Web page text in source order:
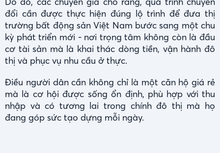
đổi cần được thực hiện đúng lộ trình để đưa thị
trường bất động sản Việt Nam bước sang một chu
kỳ phát triển mới - nơi trọng tâm không còn là đầu
cơ tài sản mà là khai thác dòng tiền, vận hành đô
thị và phục vụ nhu cầu ở thực.
Điều người dân cần không chỉ là một căn hộ giá rẻ
mà là cơ hội được sống ổn định, phù hợp với thu
nhập và có tương lai trong chính đô thị mà họ
đang góp sức tạo dựng mỗi ngày.